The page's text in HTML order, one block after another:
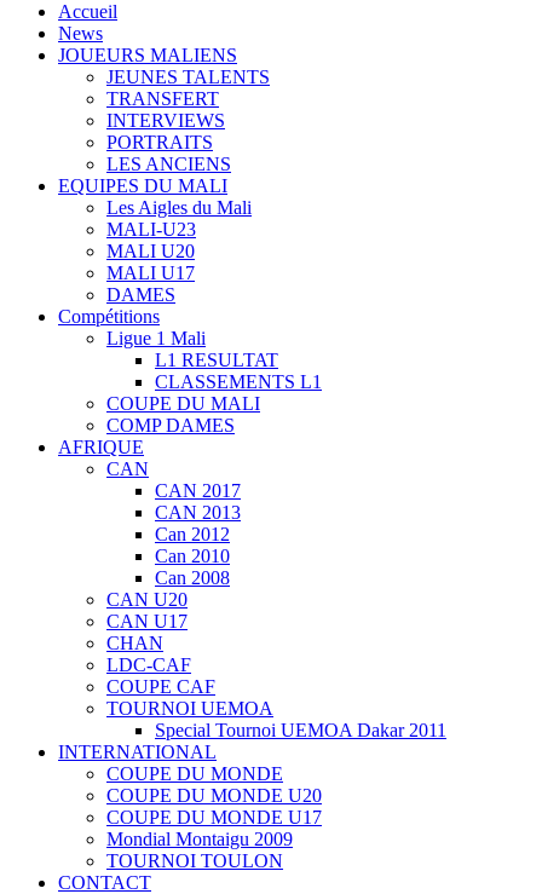
Accueil
News
JOUEURS MALIENS
JEUNES TALENTS
TRANSFERT
INTERVIEWS
PORTRAITS
LES ANCIENS
EQUIPES DU MALI
Les Aigles du Mali
MALI-U23
MALI U20
MALI U17
DAMES
Compétitions
Ligue 1 Mali
L1 RESULTAT
CLASSEMENTS L1
COUPE DU MALI
COMP DAMES
AFRIQUE
CAN
CAN 2017
CAN 2013
Can 2012
Can 2010
Can 2008
CAN U20
CAN U17
CHAN
LDC-CAF
COUPE CAF
TOURNOI UEMOA
Special Tournoi UEMOA Dakar 2011
INTERNATIONAL
COUPE DU MONDE
COUPE DU MONDE U20
COUPE DU MONDE U17
Mondial Montaigu 2009
TOURNOI TOULON
CONTACT